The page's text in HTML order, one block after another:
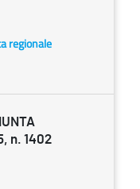
regionale
n. 1402